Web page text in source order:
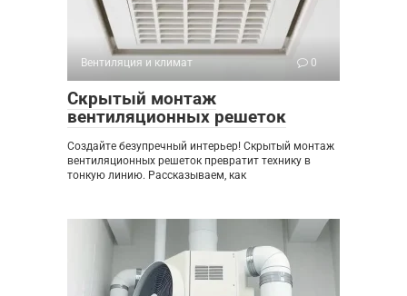
Вентиляция и климат 0
Скрытый монтаж
вентиляционных решеток
Создайте безупречный интерьер! Скрытый монтаж
вентиляционных решеток превратит технику в
тонкую линию. Рассказываем, как